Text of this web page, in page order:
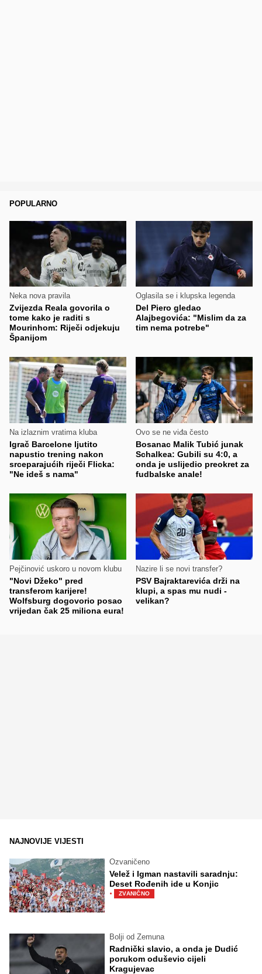
POPULARNO
Neka nova pravila
Zvijezda Reala govorila o
tome kako je raditi s
Mourinhom: Riječi odjekuju
Španijom
Oglasila se i klupska legenda
Del Piero gledao
Alajbegovića: "Mislim da za
tim nema potrebe"
Na izlaznim vratima kluba
Igrač Barcelone ljutito
napustio trening nakon
srceparajućih riječi Flicka:
"Ne ideš s nama"
Ovo se ne viđa često
Bosanac Malik Tubić junak
Schalkea: Gubili su 4:0, a
onda je uslijedio preokret za
fudbalske anale!
Pejčinović uskoro u novom klubu
"Novi Džeko" pred
transferom karijere!
Wolfsburg dogovorio posao
vrijedan čak 25 miliona eura!
Nazire li se novi transfer?
PSV Bajraktarevića drži na
klupi, a spas mu nudi -
velikan?
NAJNOVIJE VIJESTI
Ozvaničeno
Velež i Igman nastavili saradnju:
Deset Rođenih ide u Konjic
· ZVANIČNO
Bolji od Zemuna
Radnički slavio, a onda je Dudić
porukom oduševio cijeli
Kragujevac